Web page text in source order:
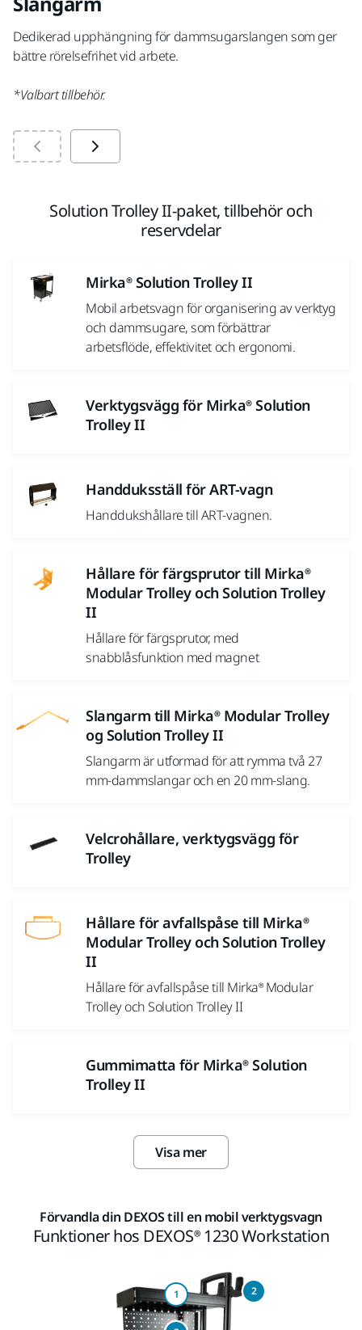
Dedikerad upphängning för dammsugarslangen som ger
bättre rörelsefrihet vid arbete.
*Valbart tillbehör.
Solution Trolley II-paket, tillbehör och
reservdelar
Mirka® Solution Trolley II
Mobil arbetsvagn för organisering av verktyg
och dammsugare, som förbättrar
arbetsflöde, effektivitet och ergonomi.
Verktygsvägg för Mirka® Solution
Trolley II
Handduksställ för ART-vagn
Handdukshållare till ART-vagnen.
Hållare för färgsprutor till Mirka®
Modular Trolley och Solution Trolley
II
Hållare för färgsprutor, med
snabblåsfunktion med magnet
Slangarm till Mirka® Modular Trolley
og Solution Trolley II
Slangarm är utformad för att rymma två 27
mm-dammslangar och en 20 mm-slang.
Velcrohållare, verktygsvägg för
Trolley
Hållare för avfallspåse till Mirka®
Modular Trolley och Solution Trolley
II
Hållare för avfallspåse till Mirka® Modular
Trolley och Solution Trolley II
Gummimatta för Mirka® Solution
Trolley II
Visa mer
Förvandla din DEXOS till en mobil verktygsvagn
Funktioner hos DEXOS® 1230 Workstation
1 2